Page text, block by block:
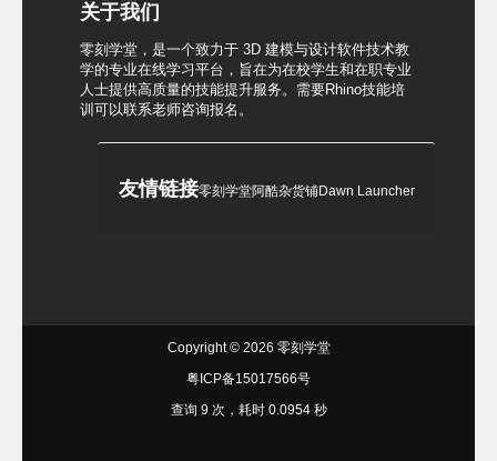
关于我们
零刻学堂，是一个致力于 3D 建模与设计软件技术教
学的专业在线学习平台，旨在为在校学生和在职专业
人士提供高质量的技能提升服务。需要Rhino技能培
训可以联系老师咨询报名。
友情链接零刻学堂阿酷杂货铺Dawn Launcher
Copyright © 2026 零刻学堂
粤ICP备15017566号
查询 9 次，耗时 0.0954 秒